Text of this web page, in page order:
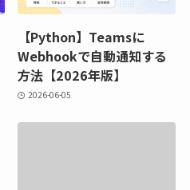
【Python】Teamsに
Webhookで自動通知する
方法【2026年版】
2026-06-05